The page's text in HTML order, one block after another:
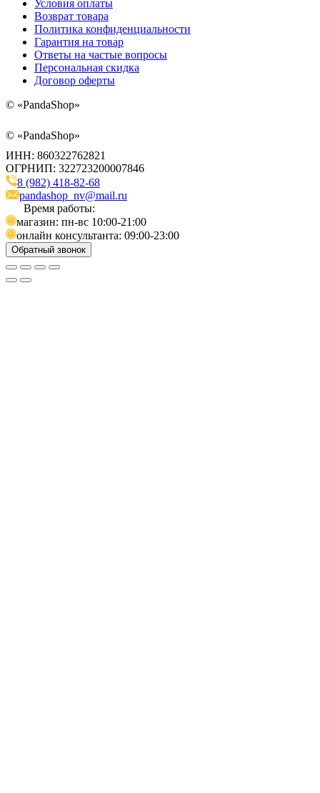
Условия оплаты
Возврат товара
Политика конфиденциальности
Гарантия на товар
Ответы на частые вопросы
Персональная скидка
Договор оферты
© «PandaShop»
© «PandaShop»
ИНН: 860322762821
ОГРНИП: 322723200007846
8 (982) 418-82-68
pandashop_nv@mail.ru
Время работы:
магазин: пн-вс 10:00-21:00
онлайн консультанта: 09:00-23:00
Обратный звонок